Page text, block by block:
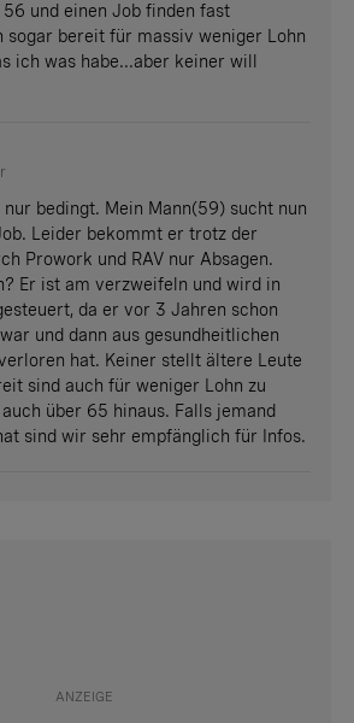
56 und einen Job finden fast
sogar bereit für massiv weniger Lohn
ich was habe...aber keiner will
bedingt. Mein Mann(59) sucht nun
Leider bekommt er trotz der
Prowork und RAV nur Absagen.
Er ist am verzweifeln und wird in
da er vor 3 Jahren schon
und dann aus gesundheitlichen
hat. Keiner stellt ältere Leute
sind auch für weniger Lohn zu
über 65 hinaus. Falls jemand
sind wir sehr empfänglich für Infos.